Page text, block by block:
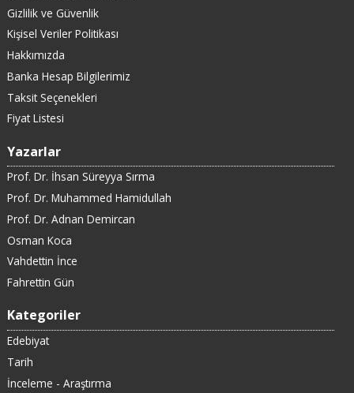
Gizlilik ve Güvenlik
Kişisel Veriler Politikası
Hakkımızda
Banka Hesap Bilgilerimiz
Taksit Seçenekleri
Fiyat Listesi
Yazarlar
Prof. Dr. İhsan Süreyya Sırma
Prof. Dr. Muhammed Hamidullah
Prof. Dr. Adnan Demircan
Osman Koca
Vahdettin İnce
Fahrettin Gün
Kategoriler
Edebiyat
Tarih
İnceleme - Araştırma